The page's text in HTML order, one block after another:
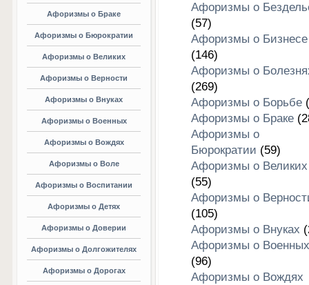
Афоризмы о Браке
Афоризмы о Бюрократии
Афоризмы о Великих
Афоризмы о Верности
Афоризмы о Внуках
Афоризмы о Военных
Афоризмы о Вождях
Афоризмы о Воле
Афоризмы о Воспитании
Афоризмы о Детях
Афоризмы о Доверии
Афоризмы о Долгожителях
Афоризмы о Дорогах
Афоризмы о
(57)
Афоризмы о Бизнесе
(146)
Афоризмы о
(269)
Афоризмы о Борьбе
Афоризмы о Браке
Афоризмы о
Бюрократии (59)
Афоризмы о Великих
(55)
Афоризмы о
(105)
Афоризмы о Внуках
Афоризмы о Военных
(96)
Афоризмы о Вождях